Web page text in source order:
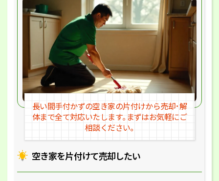
空き家を片付けて売却したい
長い間手付かずの空き家の片付けから売却･解
体まで全て対応いたします｡ まずはお気軽にご
相談ください｡